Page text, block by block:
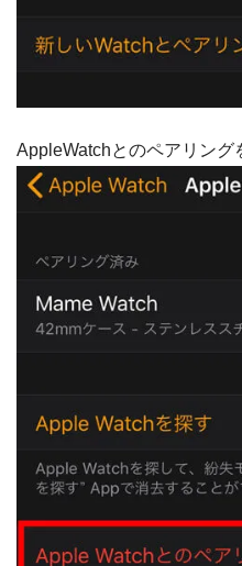
AppleWatchとのペアリング